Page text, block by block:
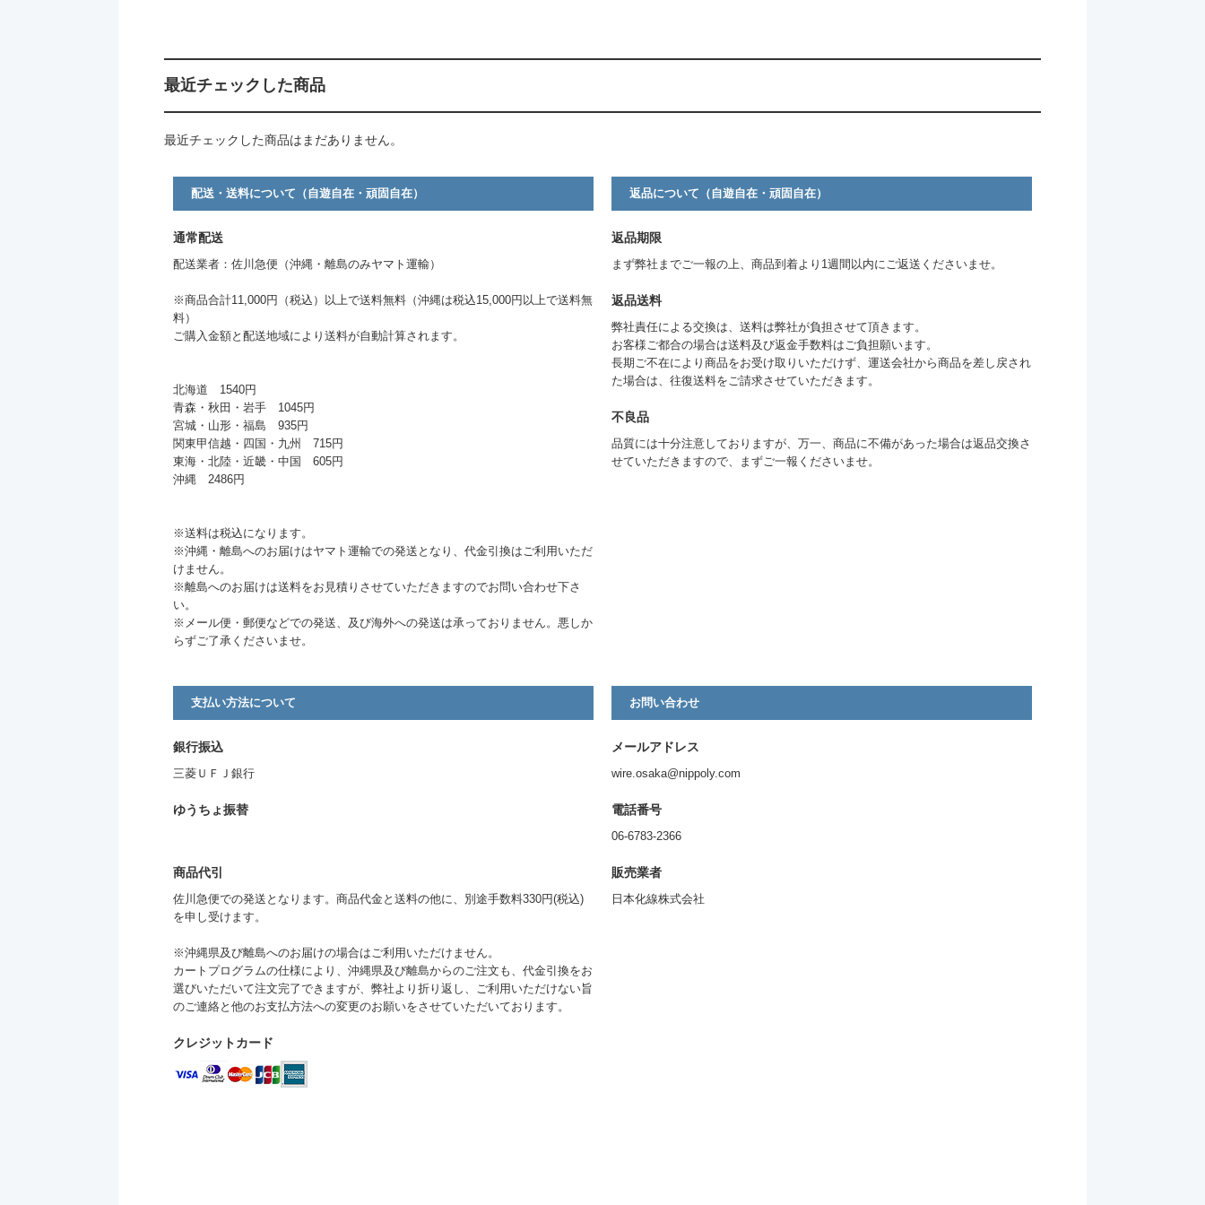
最近チェックした商品
最近チェックした商品はまだありません。
配送・送料について（自遊自在・頑固自在）
通常配送
配送業者：佐川急便（沖縄・離島のみヤマト運輸）
※商品合計11,000円（税込）以上で送料無料（沖縄は税込15,000円以上で送料無
料）
ご購入金額と配送地域により送料が自動計算されます。
北海道 1540円
青森・秋田・岩手 1045円
宮城・山形・福島 935円
関東甲信越・四国・九州 715円
東海・北陸・近畿・中国 605円
沖縄 2486円
※送料は税込になります。
※沖縄・離島へのお届けはヤマト運輸での発送となり、代金引換はご利用いただ
けません。
※離島へのお届けは送料をお見積りさせていただきますのでお問い合わせ下さ
い。
※メール便・郵便などでの発送、及び海外への発送は承っておりません。悪しか
らずご了承くださいませ。
返品について（自遊自在・頑固自在）
返品期限
まず弊社までご一報の上、商品到着より1週間以内にご返送くださいませ。
返品送料
弊社責任による交換は、送料は弊社が負担させて頂きます。
お客様ご都合の場合は送料及び返金手数料はご負担願います。
長期ご不在により商品をお受け取りいただけず、運送会社から商品を差し戻され
た場合は、往復送料をご請求させていただきます。
不良品
品質には十分注意しておりますが、万一、商品に不備があった場合は返品交換さ
せていただきますので、まずご一報くださいませ。
支払い方法について
銀行振込
三菱ＵＦＪ銀行
ゆうちょ振替
商品代引
佐川急便での発送となります。商品代金と送料の他に、別途手数料330円(税込)
を申し受けます。
※沖縄県及び離島へのお届けの場合はご利用いただけません。
カートプログラムの仕様により、沖縄県及び離島からのご注文も、代金引換をお
選びいただいて注文完了できますが、弊社より折り返し、ご利用いただけない旨
のご連絡と他のお支払方法への変更のお願いをさせていただいております。
クレジットカード
お問い合わせ
メールアドレス
wire.osaka@nippoly.com
電話番号
06-6783-2366
販売業者
日本化線株式会社